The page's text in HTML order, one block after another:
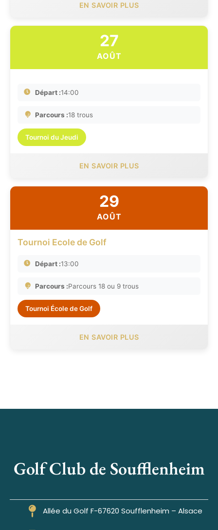
EN SAVOIR PLUS
27
AOÛT
Départ :14:00
Parcours :18 trous
Tournoi du Jeudi
EN SAVOIR PLUS
29
AOÛT
Tournoi Ecole de Golf
Départ :13:00
Parcours :Parcours 18 ou 9 trous
Tournoi École de Golf
EN SAVOIR PLUS
Golf Club de Soufflenheim
Allée du Golf F-67620 Soufflenheim – Alsace